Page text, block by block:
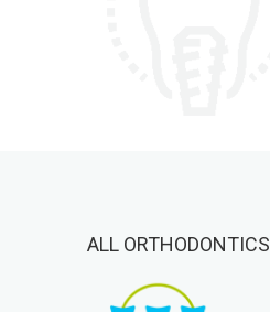
ALL ORTHODONTICS